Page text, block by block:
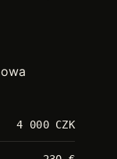
4 000 CZK